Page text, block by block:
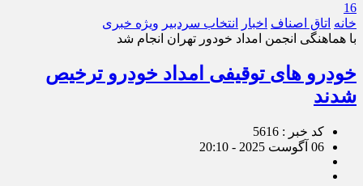
16
خانه اتاق اصناف اخبار انتخاب سردبیر ویژه خبری
با هماهنگی انجمن امداد خودور تهران انجام شد
خودرو های توقیفی امداد خودرو ترخیص
شدند
کد خبر : 5616
06 آگوست 2025 - 20:10